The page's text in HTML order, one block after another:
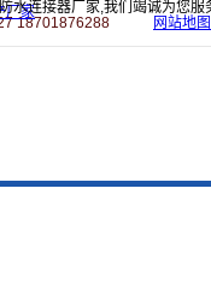
水连接器厂家,我们竭诚为您服
18701876288
网站地图